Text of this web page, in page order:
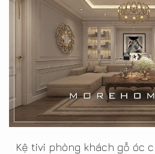
Kệ tivi phòng khách gỗ óc